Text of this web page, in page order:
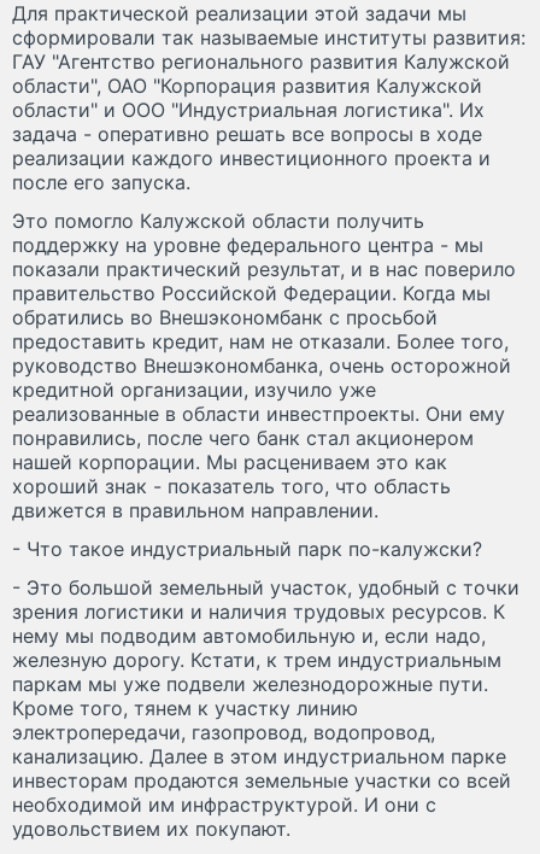
Для практической реализации этой задачи мы
сформировали так называемые институты развития:
ГАУ "Агентство регионального развития Калужской
области", ОАО "Корпорация развития Калужской
области" и ООО "Индустриальная логистика". Их
задача - оперативно решать все вопросы в ходе
реализации каждого инвестиционного проекта и
после его запуска.
Это помогло Калужской области получить
поддержку на уровне федерального центра - мы
показали практический результат, и в нас поверило
правительство Российской Федерации. Когда мы
обратились во Внешэкономбанк с просьбой
предоставить кредит, нам не отказали. Более того,
руководство Внешэкономбанка, очень осторожной
кредитной организации, изучило уже
реализованные в области инвестпроекты. Они ему
понравились, после чего банк стал акционером
нашей корпорации. Мы расцениваем это как
хороший знак - показатель того, что область
движется в правильном направлении.
- Что такое индустриальный парк по-калужски?
- Это большой земельный участок, удобный с точки
зрения логистики и наличия трудовых ресурсов. К
нему мы подводим автомобильную и, если надо,
железную дорогу. Кстати, к трем индустриальным
паркам мы уже подвели железнодорожные пути.
Кроме того, тянем к участку линию
электропередачи, газопровод, водопровод,
канализацию. Далее в этом индустриальном парке
инвесторам продаются земельные участки со всей
необходимой им инфраструктурой. И они с
удовольствием их покупают.